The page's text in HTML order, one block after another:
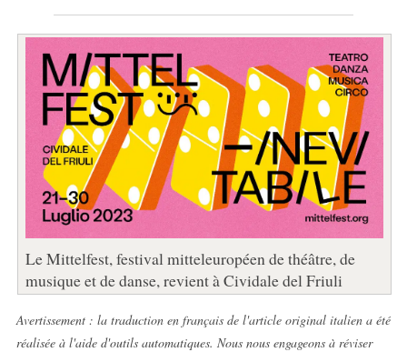
Le Mittelfest, festival mitteleuropéen de théâtre, de
musique et de danse, revient à Cividale del Friuli
Avertissement : la traduction en français de l'article original italien a été
réalisée à l'aide d'outils automatiques. Nous nous engageons à réviser